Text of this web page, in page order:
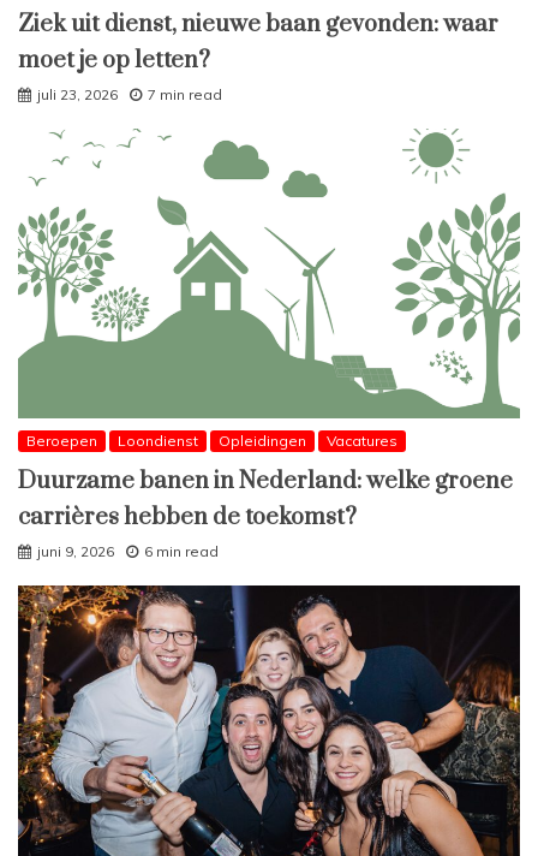
Ziek uit dienst, nieuwe baan gevonden: waar
moet je op letten?
juli 23, 2026 7 min read
Beroepen Loondienst Opleidingen Vacatures
Duurzame banen in Nederland: welke groene
carrières hebben de toekomst?
juni 9, 2026 6 min read